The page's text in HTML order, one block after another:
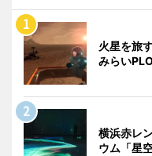
火星を旅
みらい
横浜赤レ
ウム「星